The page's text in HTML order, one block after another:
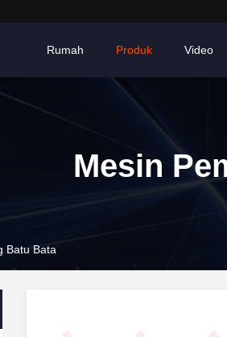
Rumah Produk Video
Mesin
Batu Bata